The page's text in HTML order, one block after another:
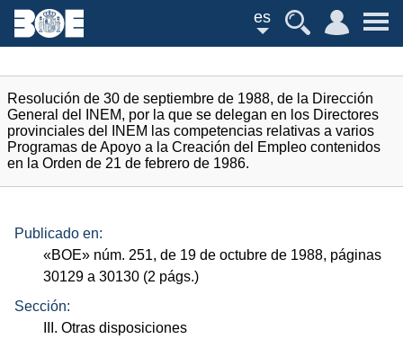
es
Resolución de 30 de septiembre de 1988, de la Dirección
General del INEM, por la que se delegan en los Directores
provinciales del INEM las competencias relativas a varios
Programas de Apoyo a la Creación del Empleo contenidos
en la Orden de 21 de febrero de 1986.
Publicado en:
«BOE» núm. 251, de 19 de octubre de 1988, páginas
30129 a 30130 (2 págs.)
Sección:
III. Otras disposiciones